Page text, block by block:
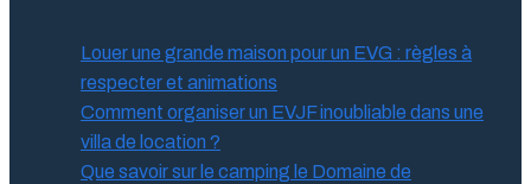
Louer une grande maison pour un EVG : règles à
respecter et animations
Comment organiser un EVJF inoubliable dans une
villa de location ?
Que savoir sur le camping le Domaine de